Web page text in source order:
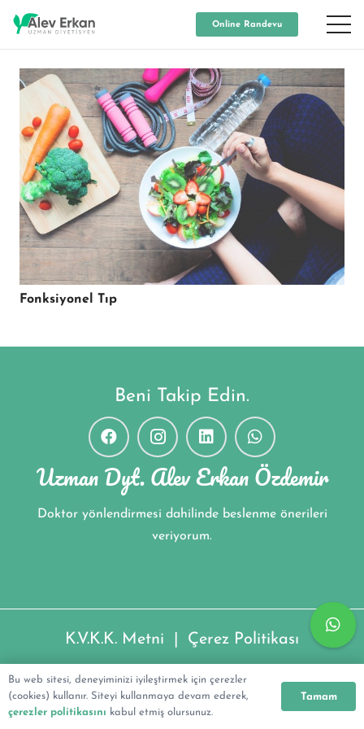
Online Randevu
Fonksiyonel Tıp
Beni Takip Edin.
Uzman Dyt. Alev Erkan Özdemir
Doktor yönlendirmesi dahilinde beslenme önerileri
veriyorum.
K.V.K.K. Metni Çerez Politikası
Uzman Dyt. Alev Erkan Özdemir ©2022
Bu web sitesi, deneyiminizi iyileştirmek için çerezler
(cookies) kullanır. Siteyi kullanmaya devam ederek,
çerezler politikasını kabul etmiş olursunuz.
Tamam